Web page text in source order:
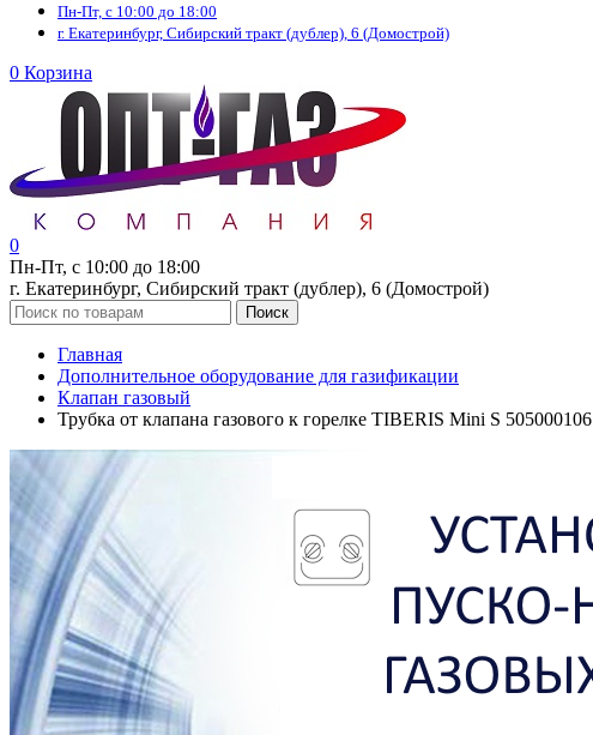
Пн-Пт, с 10:00 до 18:00
г. Екатеринбург, Сибирский тракт (дублер), 6 (Домострой)
0 Корзина
0
Пн-Пт, с 10:00 до 18:00
г. Екатеринбург, Сибирский тракт (дублер), 6 (Домострой)
Поиск
Главная
Дополнительное оборудование для газификации
Клапан газовый
Трубка от клапана газового к горелке TIBERIS Mini S 505000106